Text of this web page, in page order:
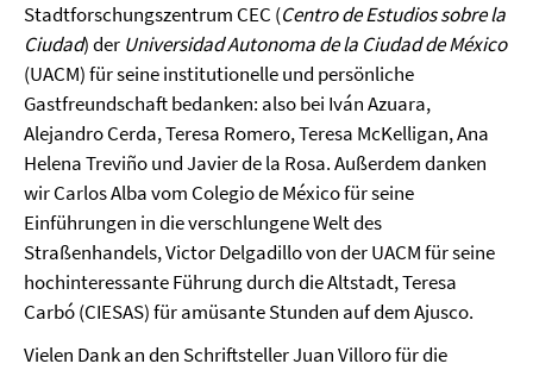
Stadtforschungszentrum CEC (Centro de Estudios sobre la
Ciudad) der Universidad Autonoma de la Ciudad de México
(UACM) für seine institutionelle und persönliche
Gastfreundschaft bedanken: also bei Iván Azuara,
Alejandro Cerda, Teresa Romero, Teresa McKelligan, Ana
Helena Treviño und Javier de la Rosa. Außerdem danken
wir Carlos Alba vom Colegio de México für seine
Einführungen in die verschlungene Welt des
Straßenhandels, Victor Delgadillo von der UACM für seine
hochinteressante Führung durch die Altstadt, Teresa
Carbó (CIESAS) für amüsante Stunden auf dem Ajusco.
Vielen Dank an den Schriftsteller Juan Villoro für die